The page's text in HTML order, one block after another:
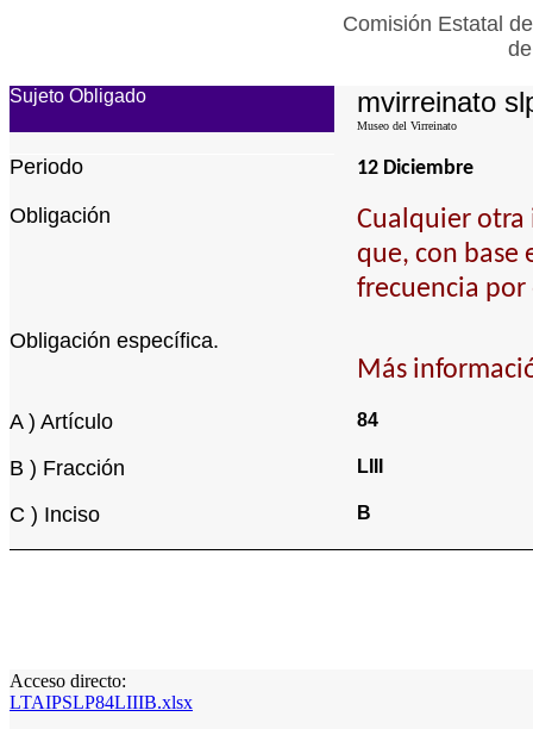
Comisión Estatal
Sujeto Obligado mvirreinato
Museo del Virreinato
Periodo 12 Diciembre
Obligación
Cualquier otra
que, con base
frecuencia
Obligación específica.
Más
A ) Artículo 84
B ) Fracción LIII
C ) Inciso B
Acceso directo:
LTAIPSLP84LIIIB.xlsx